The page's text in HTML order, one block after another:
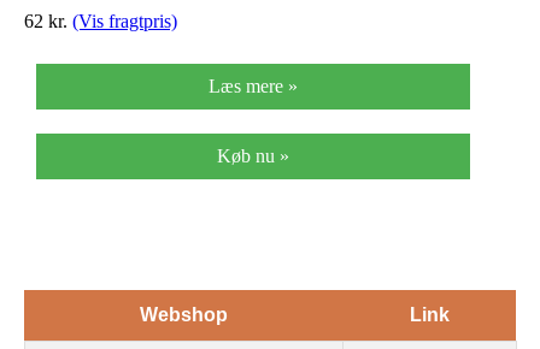
62 kr. (Vis fragtpris)
Læs mere »
Køb nu »
Webshop Link